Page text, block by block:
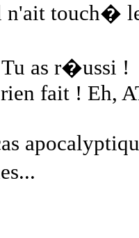
n'ait touch�
as r�ussi !
fait ! Eh,